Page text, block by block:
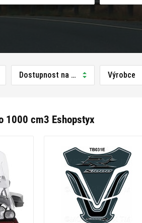
Dostupnost na prodejně Výrobce
1000 cm3 Eshopstyx